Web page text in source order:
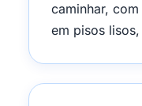
caminhar,
em pisos